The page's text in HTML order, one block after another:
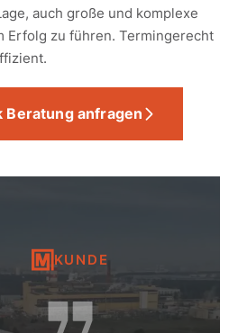
auch große und komplexe
Erfolg zu führen. Termingerecht
Beratung anfragen
KUNDE